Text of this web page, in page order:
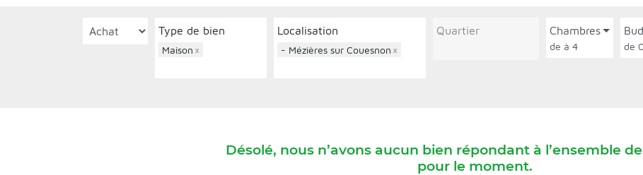
Type de bien
×
Maison
Localisation
×
- Mézières sur Couesnon
Quartier Chambres
de à 4
Désolé, nous n’avons aucun bien répondant à l’ensemble
pour le moment.